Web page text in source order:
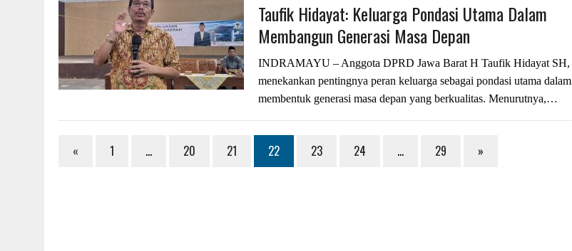
Taufik Hidayat: Keluarga Pondasi Utama Dalam
Membangun Generasi Masa Depan
INDRAMAYU – Anggota DPRD Jawa Barat H Taufik Hidayat SH,
menekankan pentingnya peran keluarga sebagai pondasi utama dalam
membentuk generasi masa depan yang berkualitas. Menurutnya,…
« 1 … 20 21 22 23 24 … 29 »